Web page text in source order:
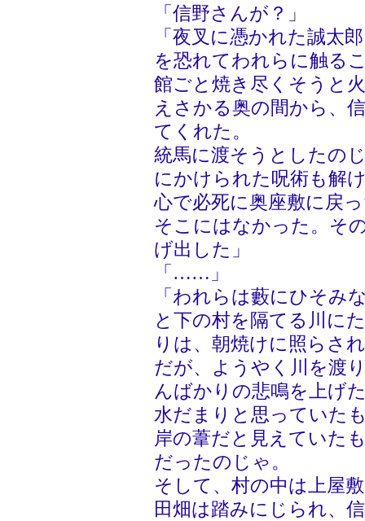
「信野さんが？」
「夜叉に憑かれた誠太
を恐れてわれらに触る
館ごと焼き尽くそうと
えさかる奥の間から、
てくれた。
統馬に渡そうとしたの
にかけられた呪術も解
心で必死に奥座敷に戻
そこにはなかった。そ
げ出した」
「……」
「われらは藪にひそみ
と下の村を隔てる川に
りは、朝焼けに照らさ
だが、ようやく川を渡
んばかりの悲鳴を上げ
水だまりと思っていた
岸の葦だと見えていた
だったのじゃ。
そして、村の中は上屋
田畑は踏みにじられ、